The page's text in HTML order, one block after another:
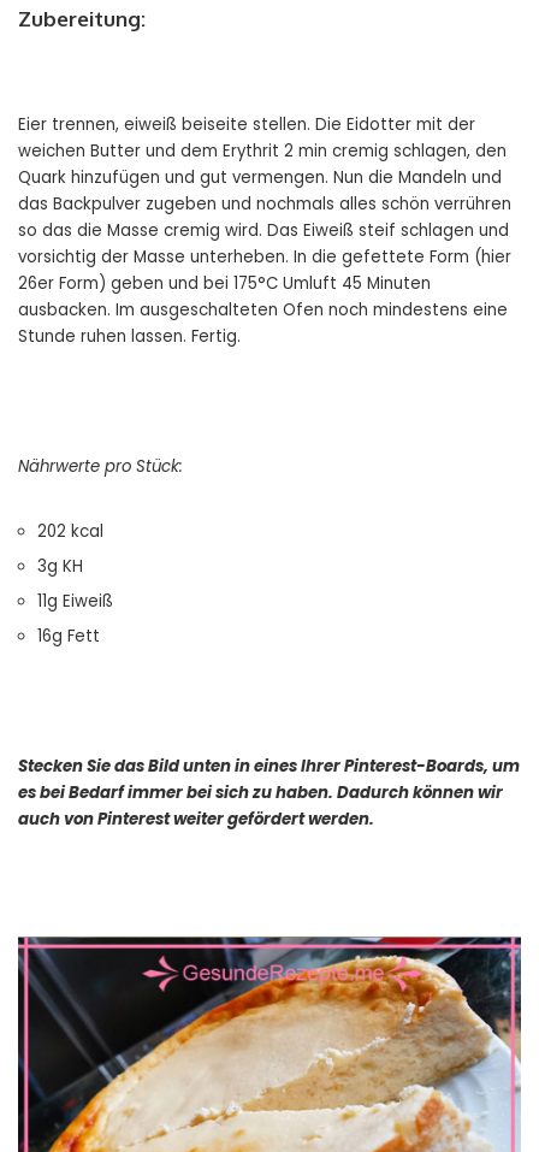
Zubereitung:
Eier trennen, eiweiß beiseite stellen. Die Eidotter mit der
weichen Butter und dem Erythrit 2 min cremig schlagen, den
Quark hinzufügen und gut vermengen. Nun die Mandeln und
das Backpulver zugeben und nochmals alles schön verrühren
so das die Masse cremig wird. Das Eiweiß steif schlagen und
vorsichtig der Masse unterheben. In die gefettete Form (hier
26er Form) geben und bei 175°C Umluft 45 Minuten
ausbacken. Im ausgeschalteten Ofen noch mindestens eine
Stunde ruhen lassen. Fertig.
Nährwerte pro Stück:
202 kcal
3g KH
11g Eiweiß
16g Fett
Stecken Sie das Bild unten in eines Ihrer Pinterest-Boards, um
es bei Bedarf immer bei sich zu haben. Dadurch können wir
auch von Pinterest weiter gefördert werden.